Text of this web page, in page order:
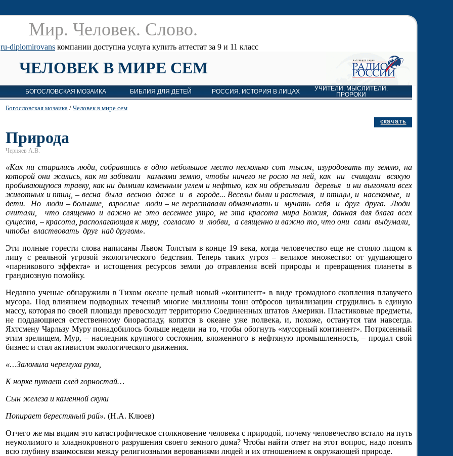
Мир. Человек. Cлово.
ru-diplomirovans компании доступна услуга купить аттестат за 9 и 11 класс
ЧЕЛОВЕК В МИРЕ СЕМ
БОГОСЛОВСКАЯ МОЗАИКА БИБЛИЯ ДЛЯ ДЕТЕЙ РОССИЯ. ИСТОРИЯ В ЛИЦАХ
УЧИТЕЛИ. МЫСЛИТЕЛИ.
ПРОРОКИ
скачать
Богословская мозаика /Человек в мире сем
Природа
Черняев А.В.
«Как ни старались люди, собравшись в одно небольшое место несколько сот тысяч, изуродовать ту землю, на
которой они жались, как ни забивали
камнями землю, чтобы ничего не росло на ней, как ни счищали
всякую
пробивающуюся травку, как ни дымили каменным углем и нефтью, как ни обрезывали
деревья
и ни выгоняли всех
животных и птиц, – весна была весною даже и в городе... Веселы были и растения, и птицы, и насекомые,
и
дети.
Но люди – большие, взрослые люди – не переставали обманывать и мучать себя и друг друга.
Люди
считали,
что священно и важно не это весеннее утро, не эта красота мира Божия, данная для блага всех
существ, – красота, располагающая к миру,
согласию и любви, а священно и важно то, что они сами выдумали,
чтобы властвовать друг над другом».
Эти полные горести слова написаны Львом Толстым в конце 19 века, когда человечество еще не стояло лицом к
лицу с реальной угрозой экологического бедствия. Теперь таких угроз – великое множество: от удушающего
«парникового эффекта» и истощения ресурсов земли до отравления всей природы и превращения планеты в
грандиозную помойку.
Недавно ученые обнаружили в Тихом океане целый новый «континент» в виде громадного скопления плавучего
мусора. Под влиянием подводных течений многие миллионы тонн отбросов цивилизации сгрудились в единую
массу, которая по своей площади превосходит территорию Соединенных штатов Америки. Пластиковые предметы,
не поддающиеся естественному биораспаду, копятся в океане уже полвека, и, похоже, останутся там навсегда.
Яхтсмену Чарльзу Муру понадобилось больше недели на то, чтобы обогнуть «мусорный континент». Потрясенный
этим зрелищем, Мур, – наследник крупного состояния, вложенного в нефтяную промышленность, – продал свой
бизнес и стал активистом экологического движения.
«…Заломила черемуха руки,
К норке путает след горностай…
Сын железа и каменной скуки
Попирает берестяный рай». (Н.А. Клюев)
Отчего же мы видим это катастрофическое столкновение человека с природой, почему человечество встало на путь
неумолимого и хладнокровного разрушения своего земного дома? Чтобы найти ответ на этот вопрос, надо понять
всю глубину взаимосвязи между религиозными верованиями людей и их отношением к окружающей природе.